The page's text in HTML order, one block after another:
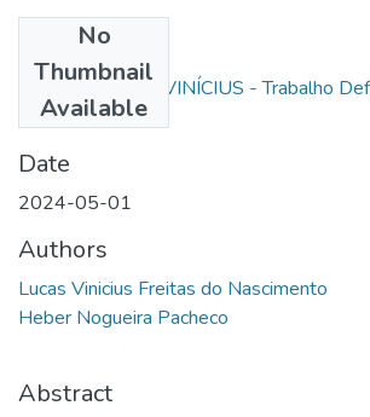
No
Thumbnail
Available
ARTIGO LUCAS VINÍCIUS - Trabalho
(240.42 KB)
Date
2024-05-01
Authors
Lucas Vinicius Freitas do Nascimento
Heber Nogueira Pacheco
Abstract